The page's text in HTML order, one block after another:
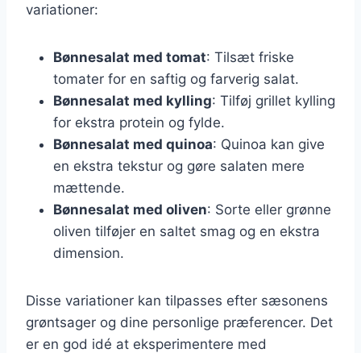
variationer:
Bønnesalat med tomat: Tilsæt friske
tomater for en saftig og farverig salat.
Bønnesalat med kylling: Tilføj grillet kylling
for ekstra protein og fylde.
Bønnesalat med quinoa: Quinoa kan give
en ekstra tekstur og gøre salaten mere
mættende.
Bønnesalat med oliven: Sorte eller grønne
oliven tilføjer en saltet smag og en ekstra
dimension.
Disse variationer kan tilpasses efter sæsonens
grøntsager og dine personlige præferencer. Det
er en god idé at eksperimentere med